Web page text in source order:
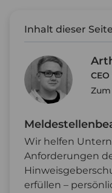
Inhalt dieser Seite
Wir helfen
Anforderungen
erfüllen –